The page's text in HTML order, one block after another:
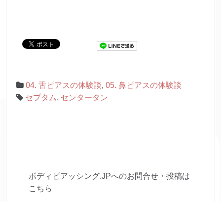
04. 舌ピアスの体験談, 05. 鼻ピアスの体験談
セプタム, センタータン
ボディピアッシング.JPへのお問合せ・投稿は
こちら